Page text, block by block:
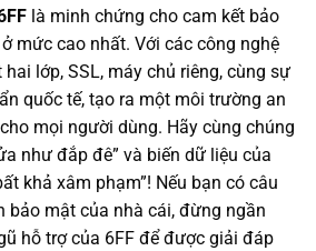
là minh chứng cho cam kết bảo
mức cao nhất. Với các công nghệ
lớp, SSL, máy chủ riêng, cùng sự
quốc tế, tạo ra một môi trường an
mọi người dùng. Hãy cùng chúng
như đắp đê” và biến dữ liệu của
khả xâm phạm”! Nếu bạn có câu
bảo mật của nhà cái, đừng ngần
hỗ trợ của 6FF để được giải đáp